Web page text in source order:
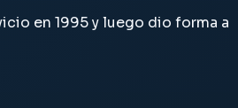
en 1995 y luego dio forma a